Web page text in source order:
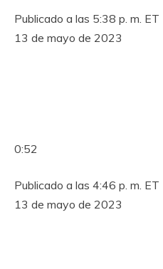
Publicado a las 5:38 p. m.
13 de mayo de 2023
0:52
Publicado a las 4:46 p. m.
13 de mayo de 2023